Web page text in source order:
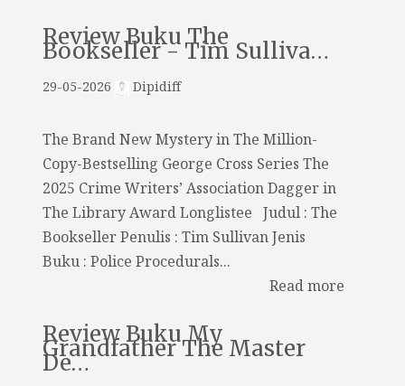
Review Buku The
Bookseller - Tim Sulliva…
29-05-2026 Dipidiff
The Brand New Mystery in The Million-
Copy-Bestselling George Cross Series The
2025 Crime Writers’ Association Dagger in
The Library Award Longlistee Judul : The
Bookseller Penulis : Tim Sullivan Jenis
Buku : Police Procedurals...
Read more
Review Buku My
Grandfather The Master
De…